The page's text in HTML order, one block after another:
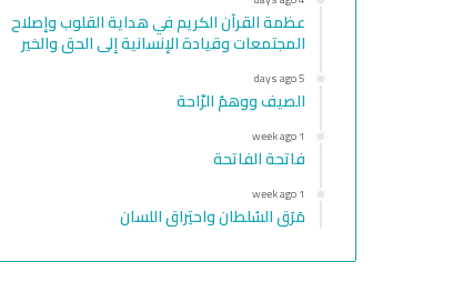
عظمة القرآن الكريم في هداية القلوب وإصلاح
المجتمعات وقيادة الإنسانية إلى الحق والخير
5 days ago
الصيف ووهمُ الرّاحة
1 week ago
فاتحة الفاتحة
1 week ago
مَرَق السُلطان واحتِراق اللسان